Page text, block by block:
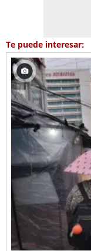
Te puede interesar: